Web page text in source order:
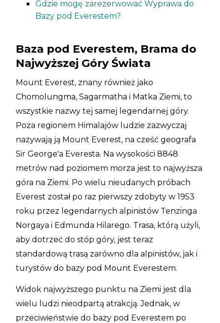
Gdzie mogę zarezerwować Wyprawa do
Bazy pod Everestem?
Baza pod Everestem, Brama do
Najwyższej Góry Świata
Mount Everest, znany również jako
Chomolungma, Sagarmatha i Matka Ziemi, to
wszystkie nazwy tej samej legendarnej góry.
Poza regionem Himalajów ludzie zazwyczaj
nazywają ją Mount Everest, na cześć geografa
Sir George'a Everesta. Na wysokości 8848
metrów nad poziomem morza jest to najwyższa
góra na Ziemi. Po wielu nieudanych próbach
Everest został po raz pierwszy zdobyty w 1953
roku przez legendarnych alpinistów Tenzinga
Norgaya i Edmunda Hilarego. Trasa, którą użyli,
aby dotrzeć do stóp góry, jest teraz
standardową trasą zarówno dla alpinistów, jak i
turystów do bazy pod Mount Everestem.
Widok najwyższego punktu na Ziemi jest dla
wielu ludzi nieodpartą atrakcją. Jednak, w
przeciwieństwie do bazy pod Everestem po